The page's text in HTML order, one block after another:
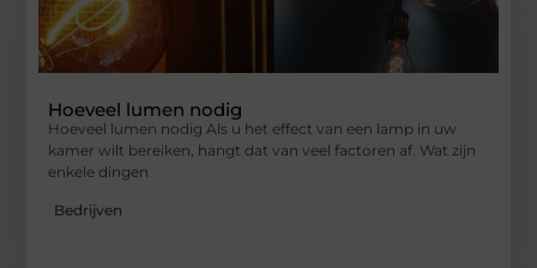
Hoeveel lumen nodig
Hoeveel lumen nodig Als u het effect van een lamp in uw
kamer wilt bereiken, hangt dat van veel factoren af. Wat zijn
enkele dingen
Bedrijven